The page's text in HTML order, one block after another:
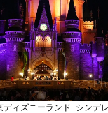
ディズニーランド_シンデ